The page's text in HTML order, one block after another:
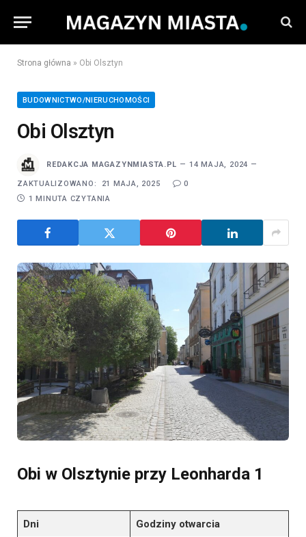
Strona główna » Obi Olsztyn
BUDOWNICTWO/NIERUCHOMOŚCI
Obi Olsztyn
REDAKCJA MAGAZYNMIASTA.PL 14 MAJA, 2024
ZAKTUALIZOWANO: 21 MAJA, 2025
0
1 MINUTA CZYTANIA
Obi w Olsztynie przy Leonharda 1
Dni Godziny otwarcia